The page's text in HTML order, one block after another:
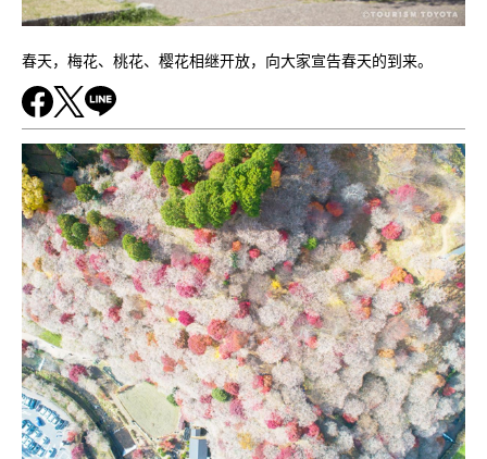
春天，梅花、桃花、樱花相继开放，向大家宣告春天的到来。